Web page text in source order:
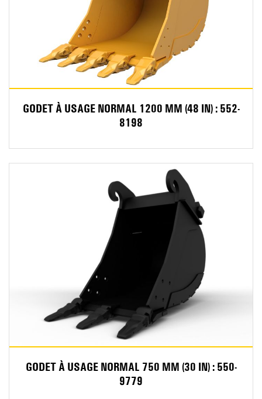
GODET À USAGE NORMAL 1200 MM (48 IN) : 552-
8198
GODET À USAGE NORMAL 750 MM (30 IN) : 550-
9779